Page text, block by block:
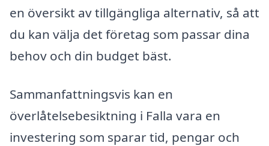
en översikt av tillgängliga alternativ, så att
du kan välja det företag som passar dina
behov och din budget bäst.
Sammanfattningsvis kan en
överlåtelsebesiktning i Falla vara en
investering som sparar tid, pengar och